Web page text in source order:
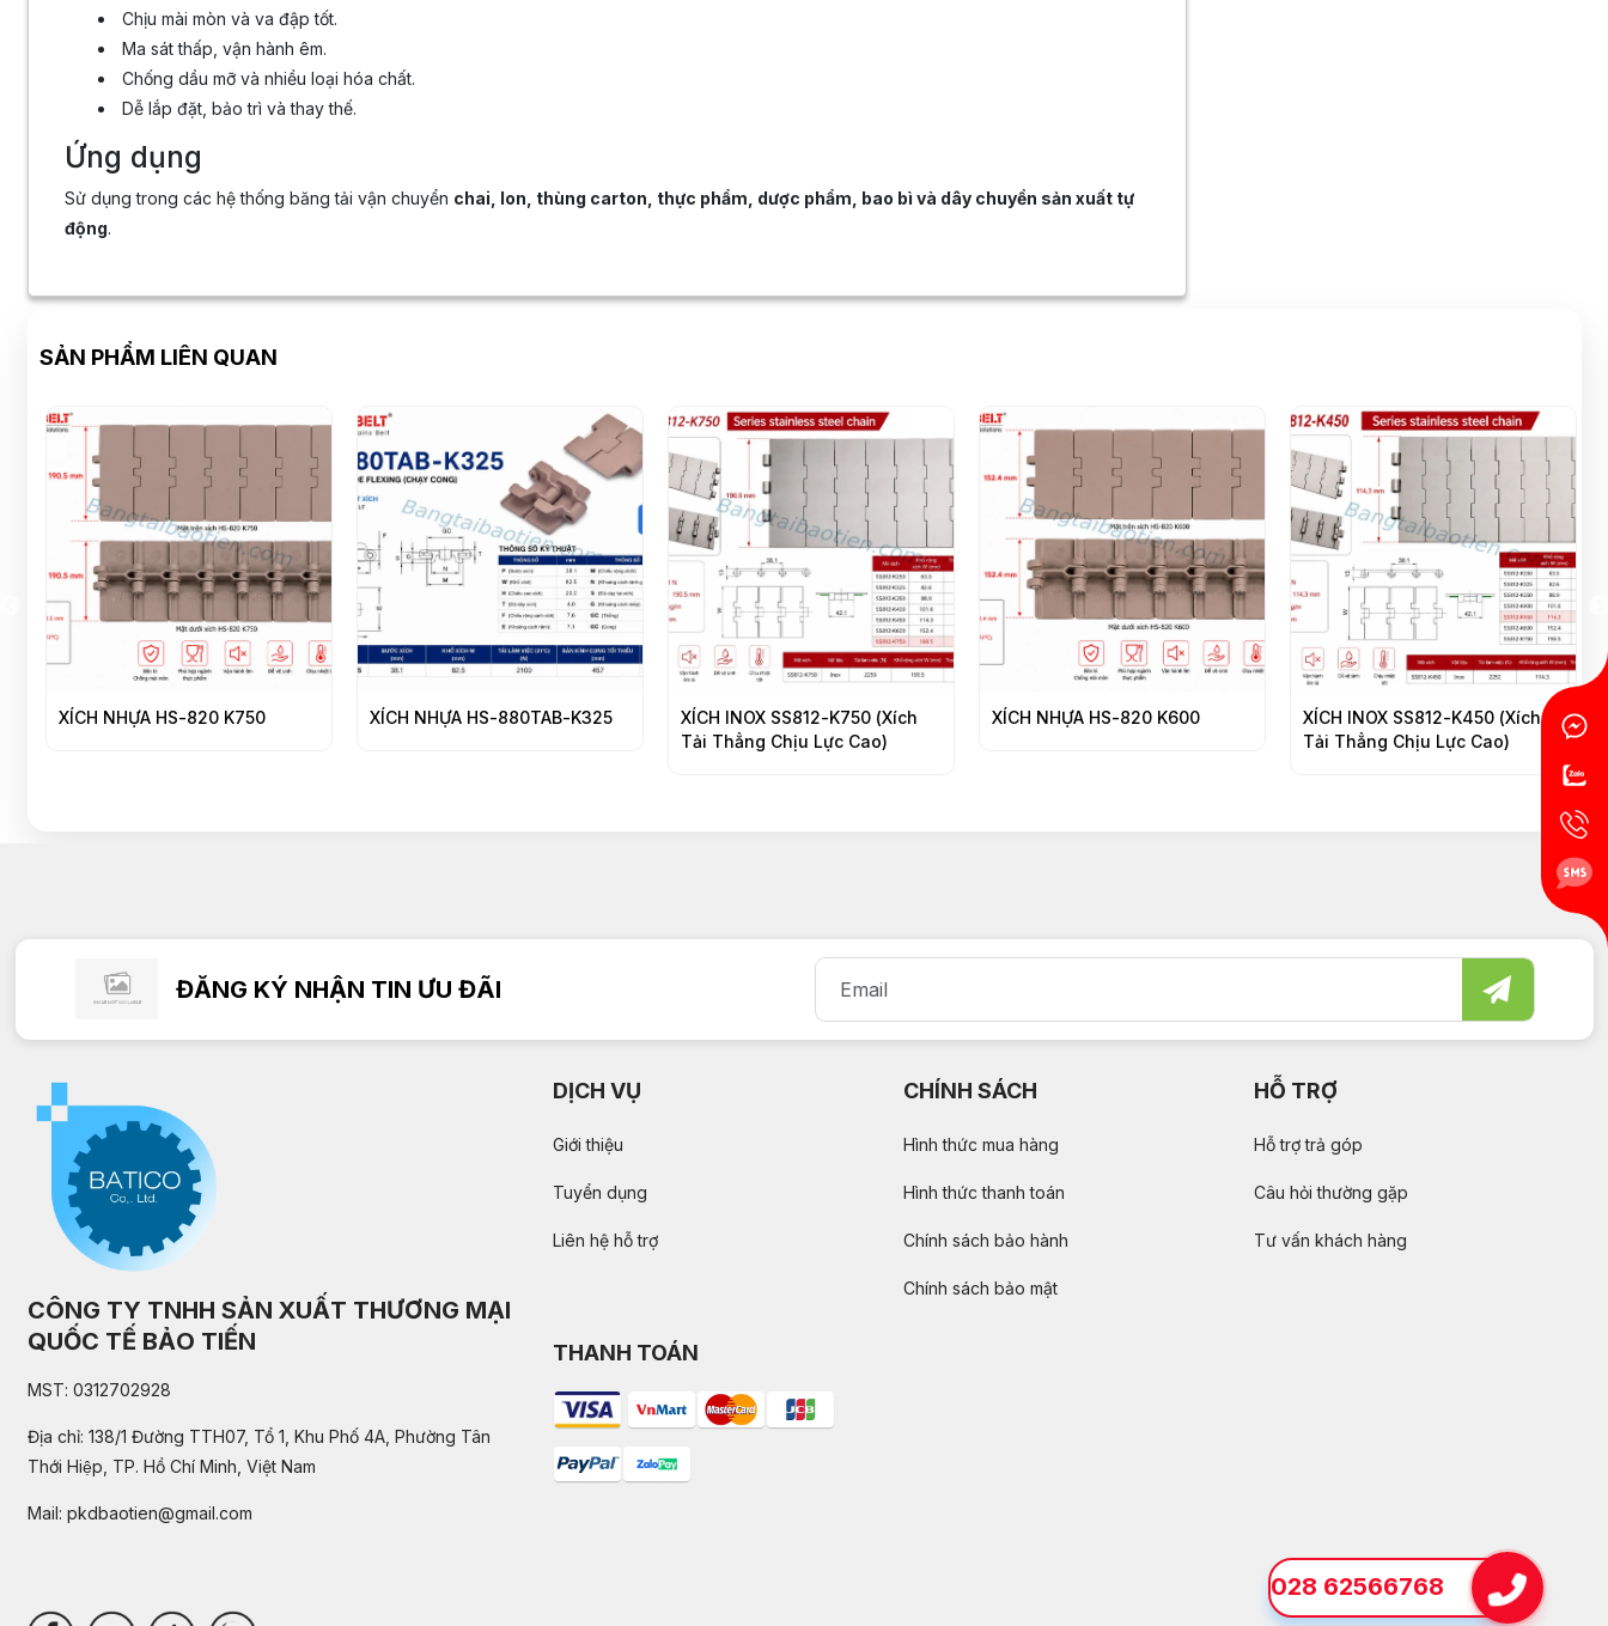
Chịu mài mòn và va đập tốt.
Ma sát thấp, vận hành êm.
Chống dầu mỡ và nhiều loại hóa chất.
Dễ lắp đặt, bảo trì và thay thế.
Ứng dụng
Sử dụng trong các hệ thống băng tải vận chuyển chai, lon, thùng carton, thực phẩm, dược phẩm, bao bì và dây chuyền sản xuất tự
động.
SẢN PHẨM LIÊN QUAN
HS-820 K750 XÍCH NHỰA HS-880TAB-K325
XÍCH INOX SS812-K750 (Xích
Tải Thẳng Chịu Lực Cao)
XÍCH NHỰA HS-820 K600
XÍCH INOX SS812-K450 (Xích
Tải Thẳng Chịu Lực Cao)
XÍCH INOX
Tải Thẳng
ĐĂNG KÝ NHẬN TIN ƯU ĐÃI
CÔNG TY TNHH SẢN XUẤT THƯƠNG MẠI
QUỐC TẾ BẢO TIẾN
MST: 0312702928
Địa chỉ: 138/1 Đường TTH07, Tổ 1, Khu Phố 4A, Phường Tân
Thới Hiệp, TP. Hồ Chí Minh, Việt Nam
Mail: pkdbaotien@gmail.com
DỊCH VỤ
Giới thiệu
Tuyển dụng
Liên hệ hỗ trợ
CHÍNH SÁCH
Hình thức mua hàng
Hình thức thanh toán
Chính sách bảo hành
Chính sách bảo mật
HỖ TRỢ
Hỗ trợ trả góp
Câu hỏi thường gặp
Tư vấn khách hàng
THANH TOÁN
028 62566768